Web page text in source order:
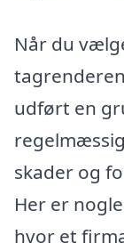
Når du
udført en
skader og
Her er
hvor et